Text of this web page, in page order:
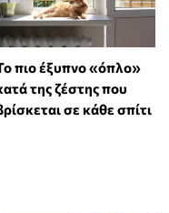
πιο έξυπνο «όπλο»
της ζέστης που
σε κάθε σπίτι